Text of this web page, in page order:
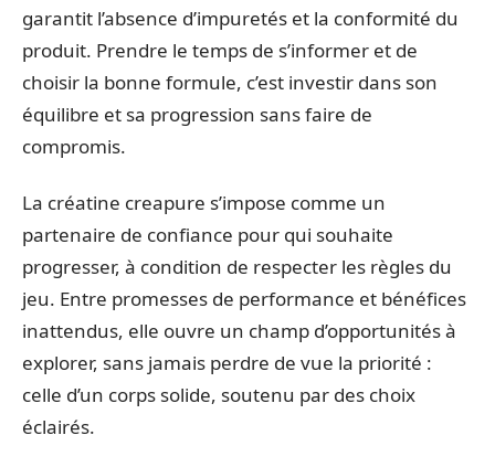
garantit l’absence d’impuretés et la conformité du
produit. Prendre le temps de s’informer et de
choisir la bonne formule, c’est investir dans son
équilibre et sa progression sans faire de
compromis.
La créatine creapure s’impose comme un
partenaire de confiance pour qui souhaite
progresser, à condition de respecter les règles du
jeu. Entre promesses de performance et bénéfices
inattendus, elle ouvre un champ d’opportunités à
explorer, sans jamais perdre de vue la priorité :
celle d’un corps solide, soutenu par des choix
éclairés.